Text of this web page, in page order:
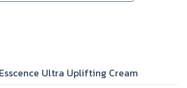
Ultra Uplifting Cream